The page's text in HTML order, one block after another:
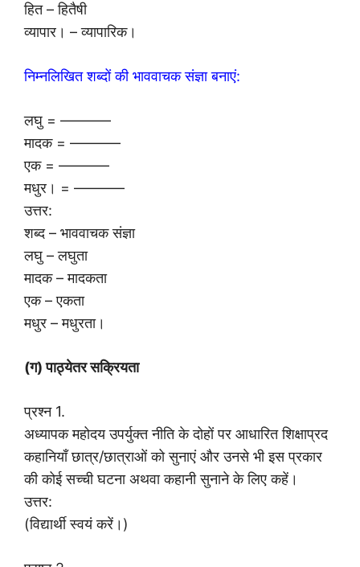
हित – हितैषी
व्यापार। – व्यापारिक।
निम्नलिखित शब्दों की भाववाचक संज्ञा बनाएं:
लघु = ———–
मादक = ———–
एक = ———–
मधुर। = ———–
उत्तर:
शब्द – भाववाचक संज्ञा
लघु – लघुता
मादक – मादकता
एक – एकता
मधुर – मधुरता।
(ग) पाठ्येतर सक्रियता
प्रश्न 1.
अध्यापक महोदय उपर्युक्त नीति के दोहों पर आधारित शिक्षाप्रद
कहानियाँ छात्र/छात्राओं को सुनाएं और उनसे भी इस प्रकार
की कोई सच्ची घटना अथवा कहानी सुनाने के लिए कहें।
उत्तर:
(विद्यार्थी स्वयं करें।)